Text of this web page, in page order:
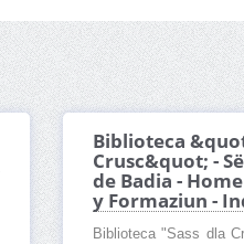
Biblioteca
Crusc&quot; -
de Badia -
y Formaziun -
Biblioteca "Sass dla